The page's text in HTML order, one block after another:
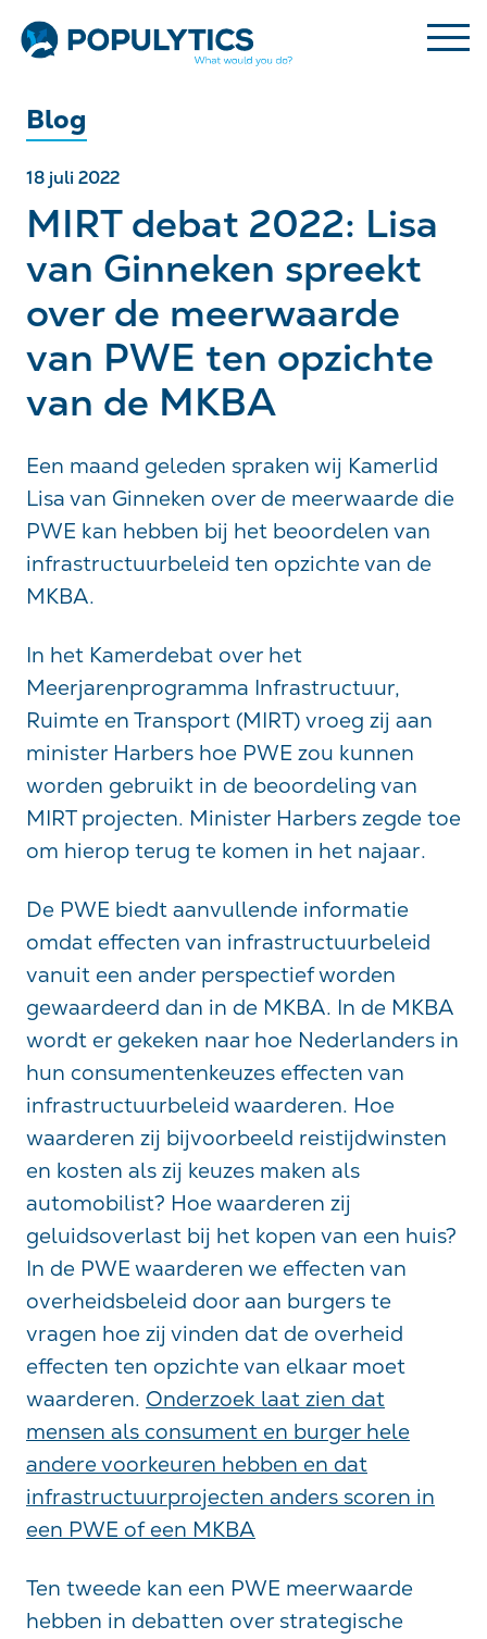
Blog
18 juli 2022
MIRT debat 2022: Lisa
van Ginneken spreekt
over de meerwaarde
van PWE ten opzichte
van de MKBA
Een maand geleden spraken wij Kamerlid
Lisa van Ginneken over de meerwaarde die
PWE kan hebben bij het beoordelen van
infrastructuurbeleid ten opzichte van de
MKBA.
In het Kamerdebat over het
Meerjarenprogramma Infrastructuur,
Ruimte en Transport (MIRT) vroeg zij aan
minister Harbers hoe PWE zou kunnen
worden gebruikt in de beoordeling van
MIRT projecten. Minister Harbers zegde toe
om hierop terug te komen in het najaar.
De PWE biedt aanvullende informatie
omdat effecten van infrastructuurbeleid
vanuit een ander perspectief worden
gewaardeerd dan in de MKBA. In de MKBA
wordt er gekeken naar hoe Nederlanders in
hun consumentenkeuzes effecten van
infrastructuurbeleid waarderen. Hoe
waarderen zij bijvoorbeeld reistijdwinsten
en kosten als zij keuzes maken als
automobilist? Hoe waarderen zij
geluidsoverlast bij het kopen van een huis?
In de PWE waarderen we effecten van
overheidsbeleid door aan burgers te
vragen hoe zij vinden dat de overheid
effecten ten opzichte van elkaar moet
waarderen. Onderzoek laat zien dat
mensen als consument en burger hele
andere voorkeuren hebben en dat
infrastructuurprojecten anders scoren in
een PWE of een MKBA
Ten tweede kan een PWE meerwaarde
hebben in debatten over strategische